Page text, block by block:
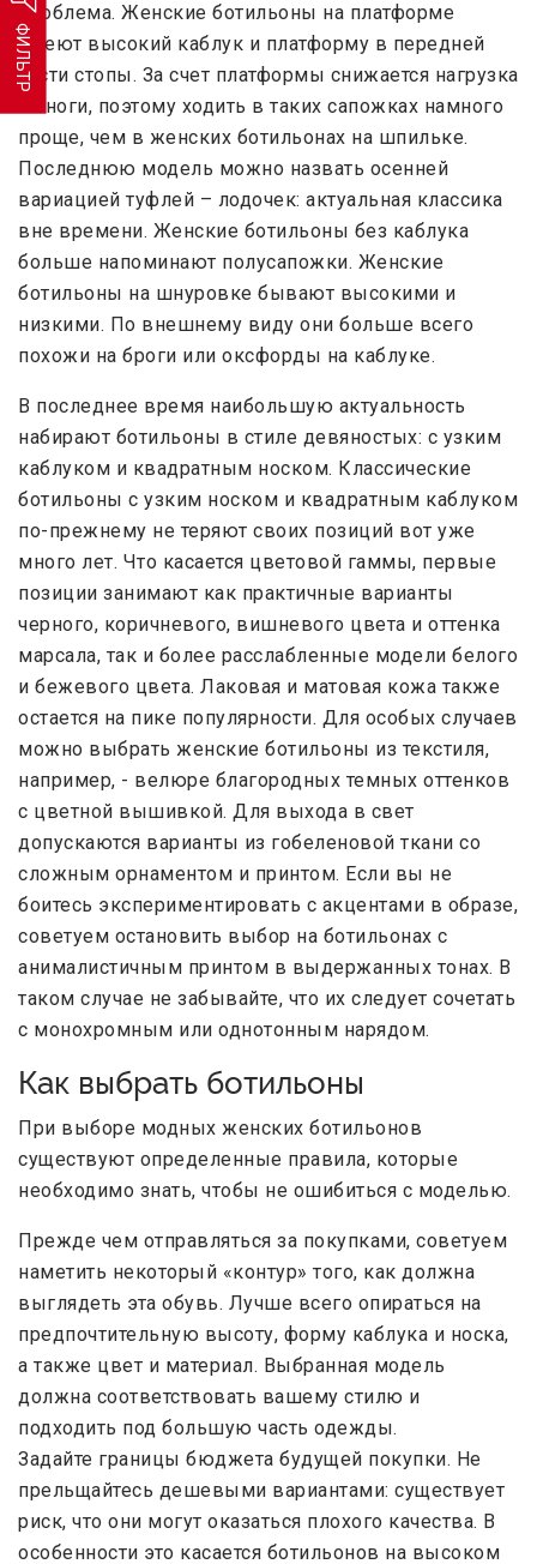
ФИЛЬТР
проблема. Женские ботильоны на платформе
имеют высокий каблук и платформу в передней
части стопы. За счет платформы снижается нагрузка
на ноги, поэтому ходить в таких сапожках намного
проще, чем в женских ботильонах на шпильке.
Последнюю модель можно назвать осенней
вариацией туфлей – лодочек: актуальная классика
вне времени. Женские ботильоны без каблука
больше напоминают полусапожки. Женские
ботильоны на шнуровке бывают высокими и
низкими. По внешнему виду они больше всего
похожи на броги или оксфорды на каблуке.
В последнее время наибольшую актуальность
набирают ботильоны в стиле девяностых: с узким
каблуком и квадратным носком. Классические
ботильоны с узким носком и квадратным каблуком
по-прежнему не теряют своих позиций вот уже
много лет. Что касается цветовой гаммы, первые
позиции занимают как практичные варианты
черного, коричневого, вишневого цвета и оттенка
марсала, так и более расслабленные модели белого
и бежевого цвета. Лаковая и матовая кожа также
остается на пике популярности. Для особых случаев
можно выбрать женские ботильоны из текстиля,
например, - велюре благородных темных оттенков
с цветной вышивкой. Для выхода в свет
допускаются варианты из гобеленовой ткани со
сложным орнаментом и принтом. Если вы не
боитесь экспериментировать с акцентами в образе,
советуем остановить выбор на ботильонах с
анималистичным принтом в выдержанных тонах. В
таком случае не забывайте, что их следует сочетать
с монохромным или однотонным нарядом.
Как выбрать ботильоны
При выборе модных женских ботильонов
существуют определенные правила, которые
необходимо знать, чтобы не ошибиться с моделью.
Прежде чем отправляться за покупками, советуем
наметить некоторый «контур» того, как должна
выглядеть эта обувь. Лучше всего опираться на
предпочтительную высоту, форму каблука и носка,
а также цвет и материал. Выбранная модель
должна соответствовать вашему стилю и
подходить под большую часть одежды.
Задайте границы бюджета будущей покупки. Не
прельщайтесь дешевыми вариантами: существует
риск, что они могут оказаться плохого качества. В
особенности это касается ботильонов на высоком